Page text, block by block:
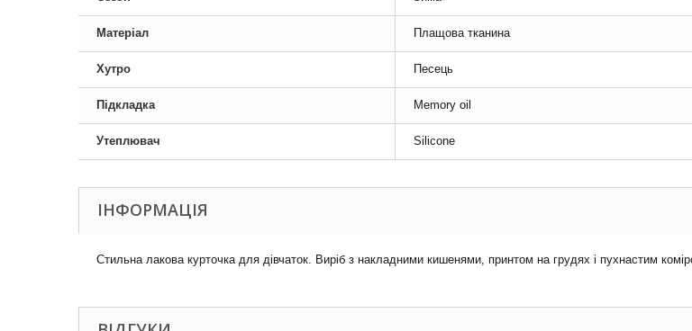
Матеріал Плащова тканина
Хутро Песець
Підкладка Memory oil
Утеплювач Silicone
ІНФОРМАЦІЯ
Стильна лакова курточка для дівчаток. Виріб з накладними кишенями, принтом на грудях і пухнастим